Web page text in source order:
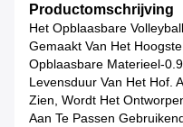
Productomschrijving
Het Opblaasbare
Gemaakt Van Het
Opblaasbare Materieel-
Levensduur Van Het Hof.
Zien, Wordt Het
Aan Te Passen